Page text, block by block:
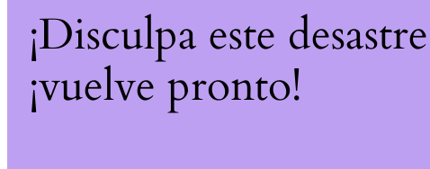
¡Disculpa este
¡vuelve pronto!